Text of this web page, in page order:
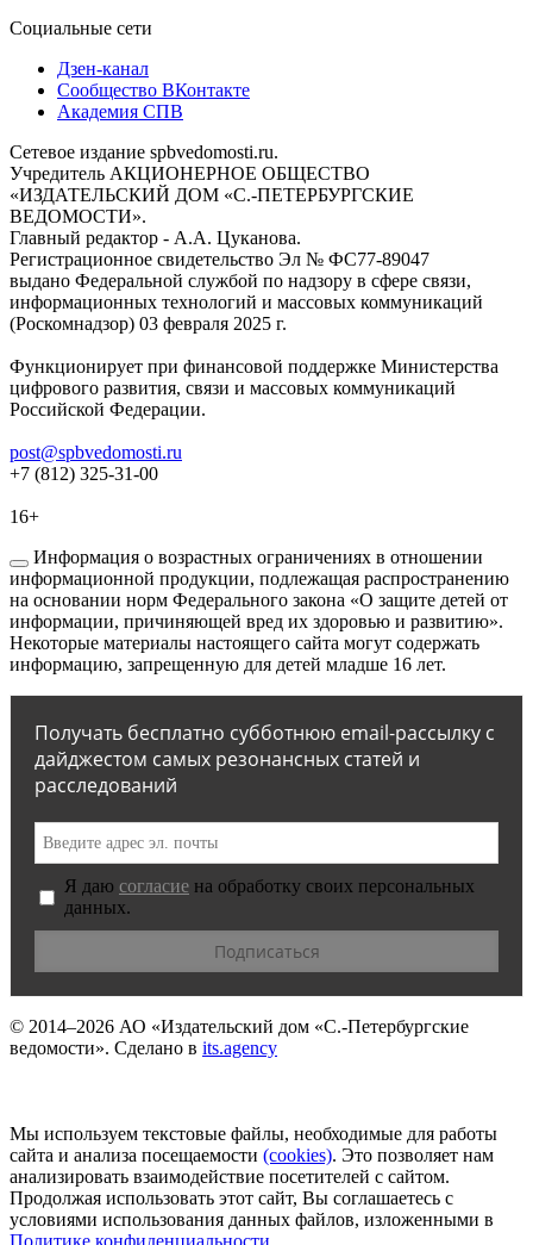
Социальные сети
Дзен-канал
Сообщество ВКонтакте
Академия СПВ
Сетевое издание spbvedomosti.ru.
Учредитель АКЦИОНЕРНОЕ ОБЩЕСТВО
«ИЗДАТЕЛЬСКИЙ ДОМ «С.-ПЕТЕРБУРГСКИЕ
ВЕДОМОСТИ».
Главный редактор - А.А. Цуканова.
Регистрационное свидетельство Эл № ФС77-89047
выдано Федеральной службой по надзору в сфере связи,
информационных технологий и массовых коммуникаций
(Роскомнадзор) 03 февраля 2025 г.
Функционирует при финансовой поддержке Министерства
цифрового развития, связи и массовых коммуникаций
Российской Федерации.
post@spbvedomosti.ru
+7 (812) 325-31-00
16+
Информация о возрастных ограничениях в отношении
информационной продукции, подлежащая распространению
на основании норм Федерального закона «О защите детей от
информации, причиняющей вред их здоровью и развитию».
Некоторые материалы настоящего сайта могут содержать
информацию, запрещенную для детей младше 16 лет.
Получать бесплатно субботнюю email-рассылку с
дайджестом самых резонансных статей и
расследований
Я даю согласие на обработку своих персональных
данных.
© 2014–2026 АО «Издательский дом «С.-Петербургские
ведомости». Сделано в its.agency
Мы используем текстовые файлы, необходимые для работы
сайта и анализа посещаемости (сookies). Это позволяет нам
анализировать взаимодействие посетителей с сайтом.
Продолжая использовать этот сайт, Вы соглашаетесь с
условиями использования данных файлов, изложенными в
Политике конфиденциальности